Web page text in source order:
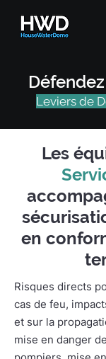
Leviers de
Les
en
Risques directs
cas de feu,
et sur la
mise en danger